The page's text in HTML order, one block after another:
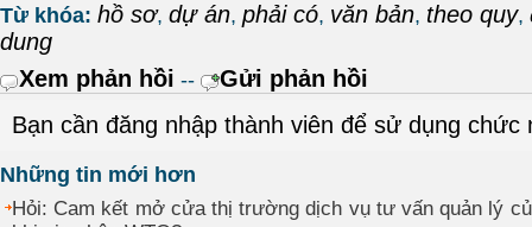
Từ khóa: hồ sơ, dự án, phải có, văn bản, theo quy,
dung
Xem phản hồi --
Gửi phản hồi
Bạn cần đăng nhập thành viên để sử dụng chức
Những tin mới hơn
Hỏi: Cam kết mở cửa thị trường dịch vụ tư vấn quản lý